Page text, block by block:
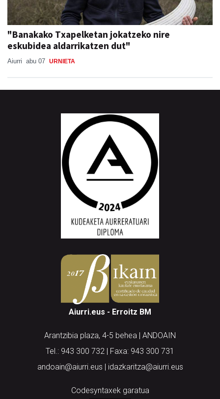
"Banakako Txapelketan jokatzeko nire
eskubidea aldarrikatzen dut"
Aiurri abu 07 URNIETA
Aiurri.eus - Erroitz BM
Arantzibia plaza, 4-5 behea | ANDOAIN
Tel.: 943 300 732 | Faxa: 943 300 731
andoain@aiurri.eus | idazkaritza@aiurri.eus
Codesyntaxek garatua